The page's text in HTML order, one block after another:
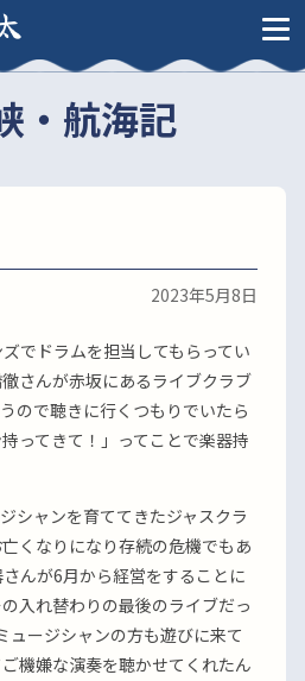
・航海記
2023年5月8日
でドラムを担当してもらってい
さんが赤坂にあるライブクラブ
ので聴きに行くつもりでいたら
ってきて！」ってことで楽器持
シャンを育ててきたジャスクラ
くなりになり存続の危機でもあ
んが6月から経営をすることに
入れ替わりの最後のライブだっ
ュージシャンの方も遊びに来て
機嫌な演奏を聴かせてくれたん